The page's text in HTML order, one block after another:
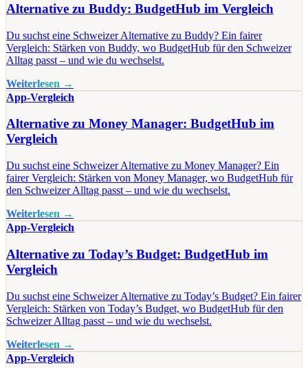
Alternative zu Buddy: BudgetHub im Vergleich
Du suchst eine Schweizer Alternative zu Buddy? Ein fairer
Vergleich: Stärken von Buddy, wo BudgetHub für den Schweizer
Alltag passt – und wie du wechselst.
Weiterlesen →
App-Vergleich
Alternative zu Money Manager: BudgetHub im
Vergleich
Du suchst eine Schweizer Alternative zu Money Manager? Ein
fairer Vergleich: Stärken von Money Manager, wo BudgetHub für
den Schweizer Alltag passt – und wie du wechselst.
Weiterlesen →
App-Vergleich
Alternative zu Today’s Budget: BudgetHub im
Vergleich
Du suchst eine Schweizer Alternative zu Today’s Budget? Ein fairer
Vergleich: Stärken von Today’s Budget, wo BudgetHub für den
Schweizer Alltag passt – und wie du wechselst.
Weiterlesen →
App-Vergleich